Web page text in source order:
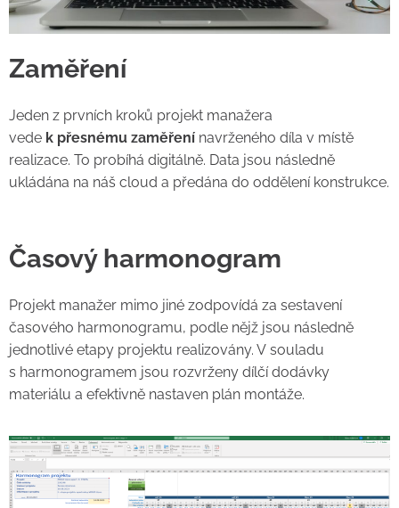
Zaměření
Jeden z prvních kroků projekt manažera
vede k přesnému zaměření navrženého díla v místě
realizace. To probíhá digitálně. Data jsou následně
ukládána na náš cloud a předána do oddělení konstrukce.
Časový harmonogram
Projekt manažer mimo jiné zodpovídá za sestavení
časového harmonogramu, podle nějž jsou následně
jednotlivé etapy projektu realizovány. V souladu
s harmonogramem jsou rozvrženy dílčí dodávky
materiálu a efektivně nastaven plán montáže.